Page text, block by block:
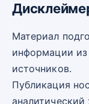
Материал
информации
источников.
Публикация
аналитический